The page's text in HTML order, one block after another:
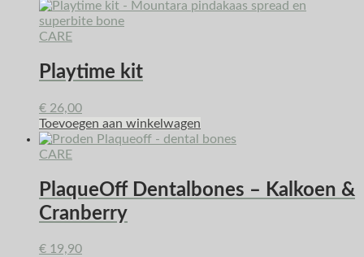
CARE
Playtime kit
€ 26,00
Toevoegen aan winkelwagen
CARE
PlaqueOff Dentalbones – Kalkoen &
Cranberry
€ 19,90